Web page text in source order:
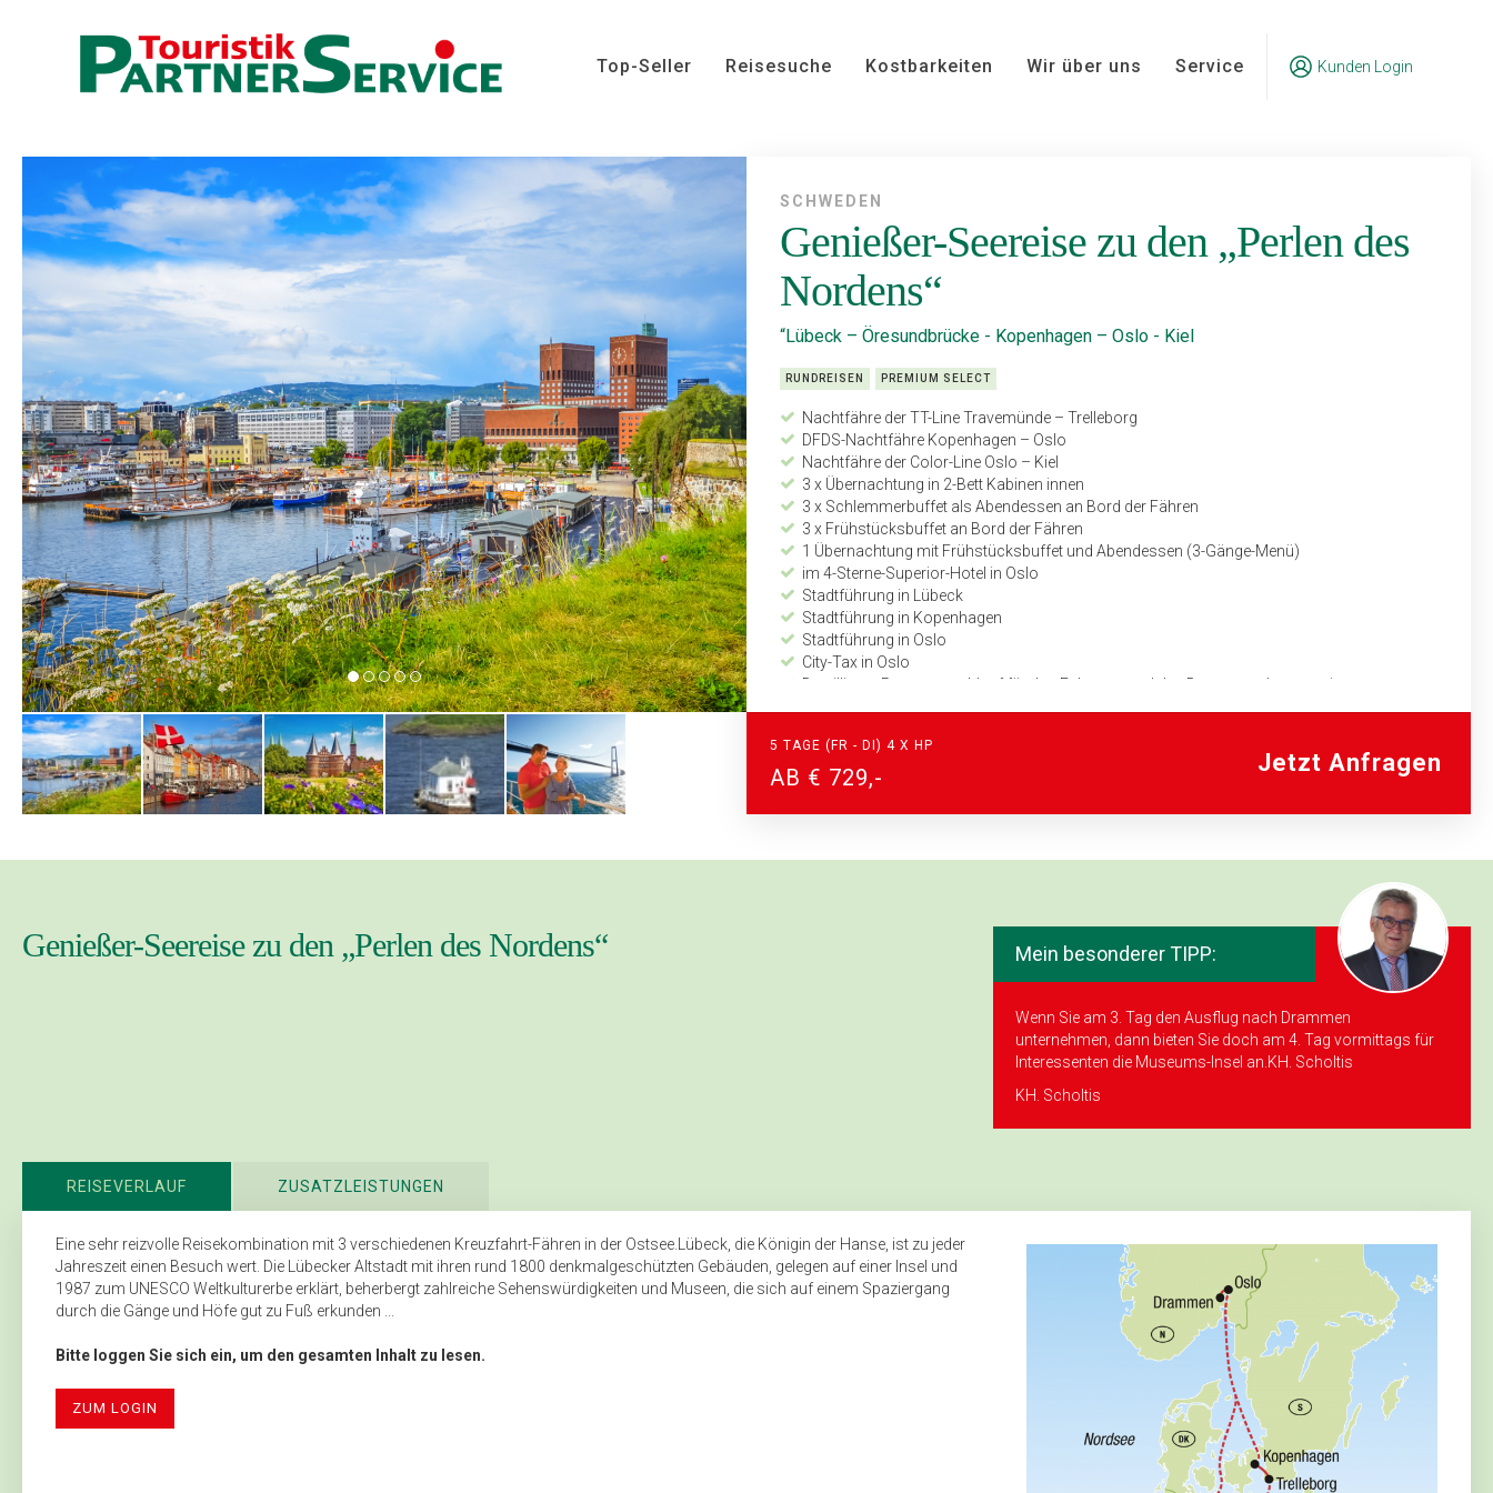
Top-Seller Reisesuche Kostbarkeiten Wir über uns Service Kunden Login
SCHWEDEN
Genießer-Seereise zu den „Perlen des
Nordens“
“Lübeck – Öresundbrücke - Kopenhagen – Oslo - Kiel
RUNDREISEN PREMIUM SELECT
Nachtfähre der TT-Line Travemünde – Trelleborg
DFDS-Nachtfähre Kopenhagen – Oslo
Nachtfähre der Color-Line Oslo – Kiel
3 x Übernachtung in 2-Bett Kabinen innen
3 x Schlemmerbuffet als Abendessen an Bord der Fähren
3 x Frühstücksbuffet an Bord der Fähren
1 Übernachtung mit Frühstücksbuffet und Abendessen (3-Gänge-Menü)
im 4-Sterne-Superior-Hotel in Oslo
Stadtführung in Lübeck
Stadtführung in Kopenhagen
Stadtführung in Oslo
City-Tax in Oslo
Detaillierter Programmablauf für das Fahrpersonal des Busunternehmers mit genauem
5 TAGE (FR - DI) 4 X HP
AB € 729,-
Jetzt Anfragen
Genießer-Seereise zu den „Perlen des Nordens“ Mein besonderer TIPP:
Wenn Sie am 3. Tag den Ausflug nach Drammen
unternehmen, dann bieten Sie doch am 4. Tag vormittags für
Interessenten die Museums-Insel an.KH. Scholtis
KH. Scholtis
REISEVERLAUF ZUSATZLEISTUNGEN
Eine sehr reizvolle Reisekombination mit 3 verschiedenen Kreuzfahrt-Fähren in der Ostsee.Lübeck, die Königin der Hanse, ist zu jeder
Jahreszeit einen Besuch wert. Die Lübecker Altstadt mit ihren rund 1800 denkmalgeschützten Gebäuden, gelegen auf einer Insel und
1987 zum UNESCO Weltkulturerbe erklärt, beherbergt zahlreiche Sehenswürdigkeiten und Museen, die sich auf einem Spaziergang
durch die Gänge und Höfe gut zu Fuß erkunden ...
Bitte loggen Sie sich ein, um den gesamten Inhalt zu lesen.
ZUM LOGIN